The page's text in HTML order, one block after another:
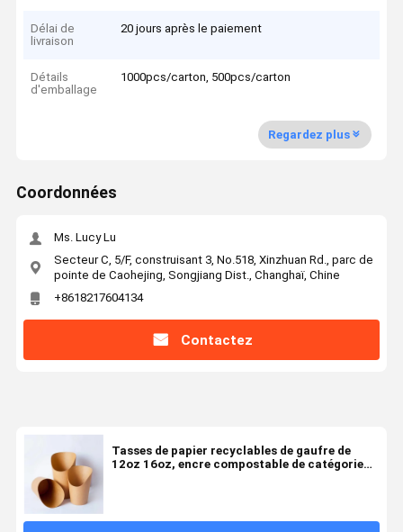
Délai de
livraison
20 jours après le paiement
Détails
d'emballage
1000pcs/carton, 500pcs/carton
Regardez plus
Coordonnées
Ms. Lucy Lu
Secteur C, 5/F, construisant 3, No.518, Xinzhuan Rd., parc de
pointe de Caohejing, Songjiang Dist., Changhaï, Chine
+8618217604134
Contactez
Tasses de papier recyclables de gaufre de
12oz 16oz, encre compostable de catégorie